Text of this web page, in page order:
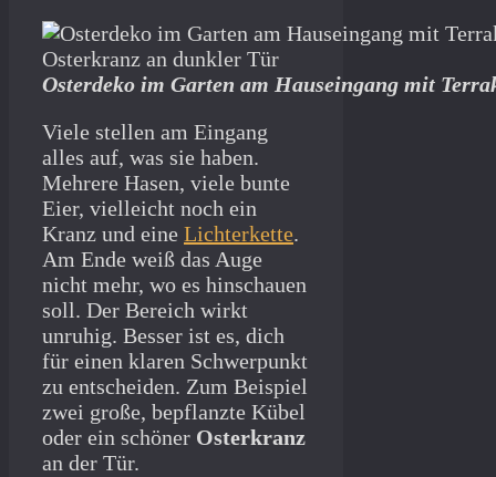
Osterdeko im Garten am Hauseingang mit
Viele stellen am Eingang
alles auf, was sie haben.
Mehrere Hasen, viele bunte
Eier, vielleicht noch ein
Kranz und eine Lichterkette.
Am Ende weiß das Auge
nicht mehr, wo es hinschauen
soll. Der Bereich wirkt
unruhig. Besser ist es, dich
für einen klaren Schwerpunkt
zu entscheiden. Zum Beispiel
zwei große, bepflanzte Kübel
oder ein schöner Osterkranz
an der Tür.